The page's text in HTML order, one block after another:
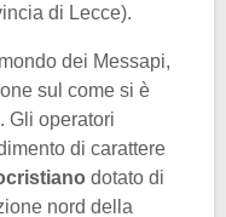
di Lecce).
dei Messapi,
sul come si è
Gli operatori
di carattere
dotato di
nord della